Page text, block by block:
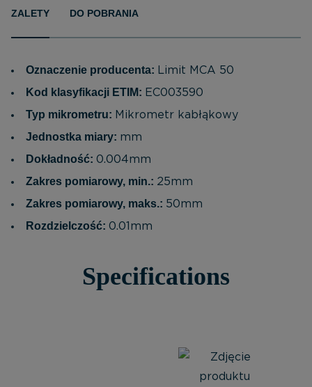
ZALETY DO POBRANIA
Oznaczenie producenta: Limit MCA 50
Kod klasyfikacji ETIM: EC003590
Typ mikrometru: Mikrometr kabłąkowy
Jednostka miary: mm
Dokładność: 0.004mm
Zakres pomiarowy, min.: 25mm
Zakres pomiarowy, maks.: 50mm
Rozdzielczość: 0.01mm
Specifications